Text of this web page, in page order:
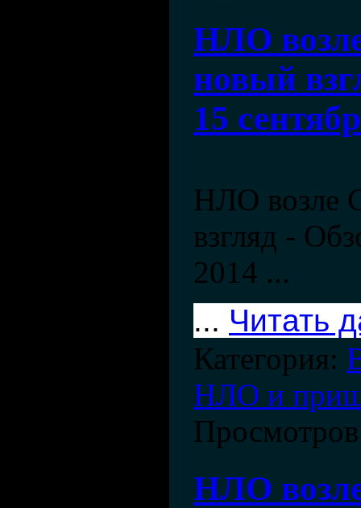
НЛО
новый
15
НЛО возле
взгляд -
2014 ...
... Читать
Категория:
НЛО и
НЛО